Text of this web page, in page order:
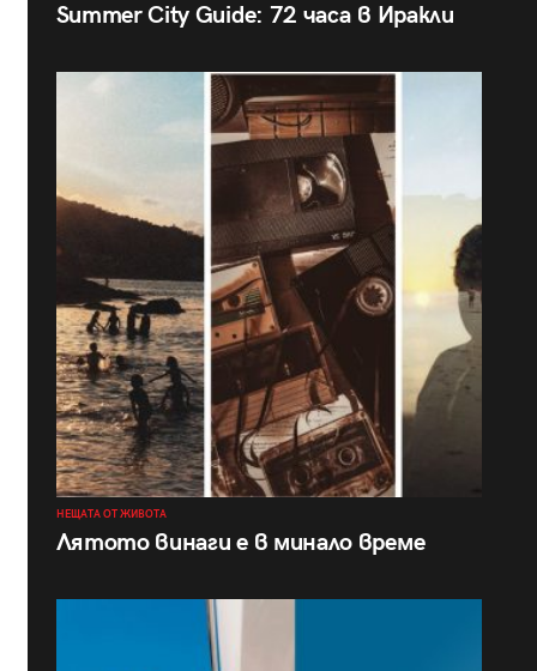
Summer City Guide: 72 часа в Иракли
НЕЩАТА ОТ ЖИВОТА
Лятото винаги е в минало време